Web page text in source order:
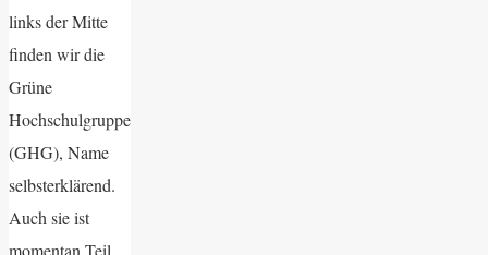
links der Mitte
finden wir die
Grüne
Hochschulgruppe
(GHG), Name
selbsterklärend.
Auch sie ist